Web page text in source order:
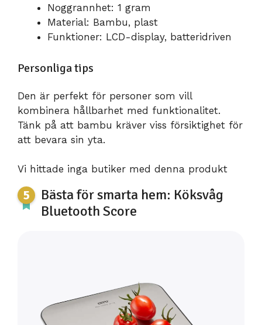
Noggrannhet: 1 gram
Material: Bambu, plast
Funktioner: LCD-display, batteridriven
Personliga tips
Den är perfekt för personer som vill
kombinera hållbarhet med funktionalitet.
Tänk på att bambu kräver viss försiktighet för
att bevara sin yta.
Vi hittade inga butiker med denna produkt
Bästa för smarta hem: Köksvåg
Bluetooth Score